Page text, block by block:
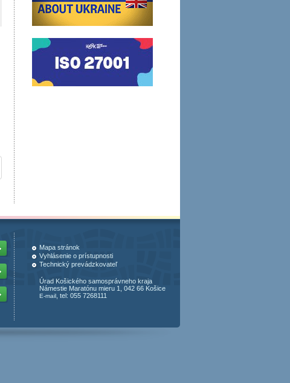
Mapa stránok
Vyhlásenie o prístupnosti
Technický prevádzkovateľ
Úrad Košického samosprávneho kraja
Námestie Maratónu mieru 1, 042 66 Košice
E-mail , tel: 055 7268111